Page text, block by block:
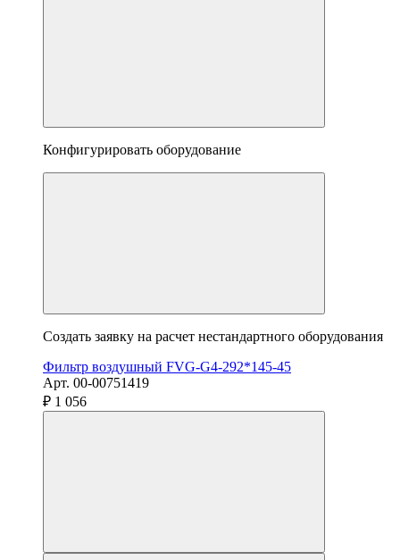
Конфигурировать оборудование
Создать заявку на расчет нестандартного оборудования
Фильтр воздушный FVG-G4-292*145-45
Арт. 00-00751419
₽ 1 056